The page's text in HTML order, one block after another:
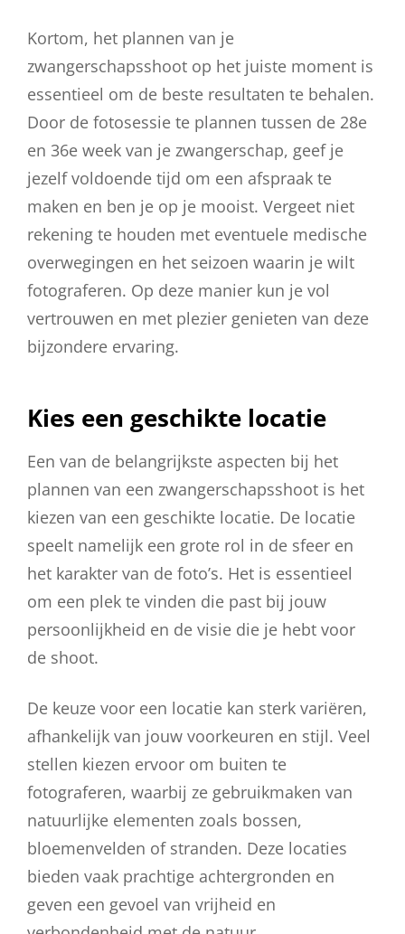
Kortom, het plannen van je
zwangerschapsshoot op het juiste moment is
essentieel om de beste resultaten te behalen.
Door de fotosessie te plannen tussen de 28e
en 36e week van je zwangerschap, geef je
jezelf voldoende tijd om een afspraak te
maken en ben je op je mooist. Vergeet niet
rekening te houden met eventuele medische
overwegingen en het seizoen waarin je wilt
fotograferen. Op deze manier kun je vol
vertrouwen en met plezier genieten van deze
bijzondere ervaring.
Kies een geschikte locatie
Een van de belangrijkste aspecten bij het
plannen van een zwangerschapsshoot is het
kiezen van een geschikte locatie. De locatie
speelt namelijk een grote rol in de sfeer en
het karakter van de foto’s. Het is essentieel
om een plek te vinden die past bij jouw
persoonlijkheid en de visie die je hebt voor
de shoot.
De keuze voor een locatie kan sterk variëren,
afhankelijk van jouw voorkeuren en stijl. Veel
stellen kiezen ervoor om buiten te
fotograferen, waarbij ze gebruikmaken van
natuurlijke elementen zoals bossen,
bloemenvelden of stranden. Deze locaties
bieden vaak prachtige achtergronden en
geven een gevoel van vrijheid en